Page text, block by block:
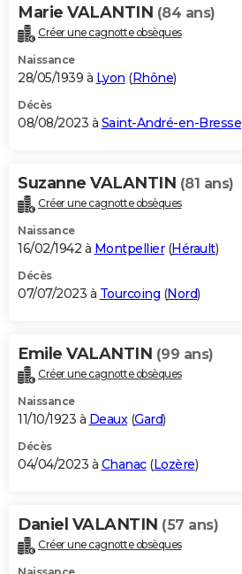
Marie VALANTIN (84 ans)
Créer une cagnotte obsèques
Naissance
28/05/1939 à Lyon (Rhône)
Décès
08/08/2023 à Saint-André-en-Bresse
Suzanne VALANTIN (81 ans)
Créer une cagnotte obsèques
Naissance
16/02/1942 à Montpellier(Hérault)
Décès
07/07/2023 à Tourcoing (Nord)
Emile VALANTIN (99 ans)
Créer une cagnotte obsèques
Naissance
11/10/1923 à Deaux(Gard)
Décès
04/04/2023 à Chanac(Lozère)
Daniel VALANTIN (57 ans)
Créer une cagnotte obsèques